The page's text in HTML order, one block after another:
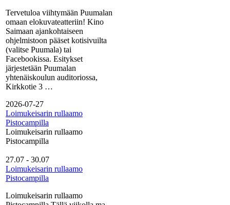
Tervetuloa viihtymään Puumalan
omaan elokuvateatteriin! Kino
Saimaan ajankohtaiseen
ohjelmistoon pääset kotisivuilta
(valitse Puumala) tai
Facebookissa. Esitykset
järjestetään Puumalan
yhtenäiskoulun auditoriossa,
Kirkkotie 3 …
2026-07-27
Loimukeisarin rullaamo
Pistocampilla
Loimukeisarin rullaamo
Pistocampilla
27.07 - 30.07
Loimukeisarin rullaamo
Pistocampilla
Loimukeisarin rullaamo